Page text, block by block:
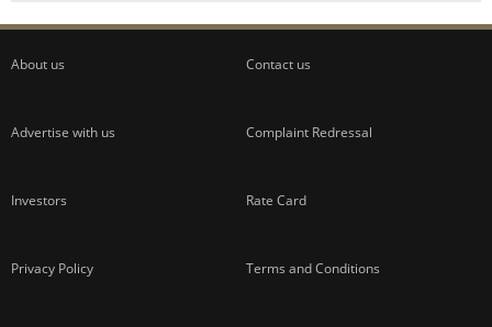
About us Contact us
Advertise with us Complaint Redressal
Investors Rate Card
Privacy Policy Terms and Conditions